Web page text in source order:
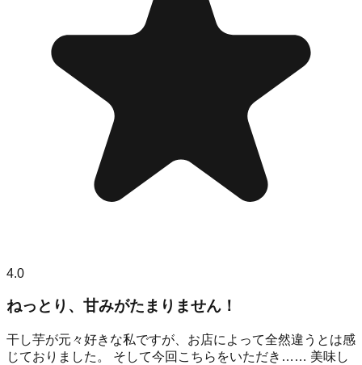
4.0
ねっとり、甘みがたまりません！
干し芋が元々好きな私ですが、お店によって全然違うとは感
じておりました。 そして今回こちらをいただき…… 美味し